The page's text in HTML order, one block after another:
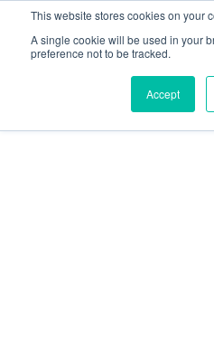
This website stores cookies on your
A single cookie will be used in your
preference not to be tracked.
Accept